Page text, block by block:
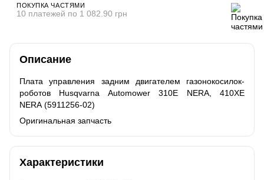
ПОКУПКА ЧАСТЯМИ
10 платежей по 1 082.90 грн
Описание
Плата управления задним двигателем газонокосилок-
роботов Husqvarna Automower 310E NERA, 410XE
NERA (5911256-02)
Оригинальная запчасть
Характеристики